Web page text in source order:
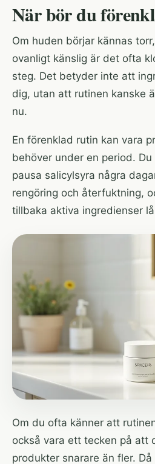
När bör du
Om huden börjar kännas
ovanligt känslig är det ofta
steg. Det betyder inte att
dig, utan att rutinen kanske
nu.
En förenklad rutin kan vara
behöver under en period.
pausa salicylsyra några
rengöring och återfuktning,
tillbaka aktiva ingredienser
Om du ofta känner att
också vara ett tecken på att
produkter snarare än fler.